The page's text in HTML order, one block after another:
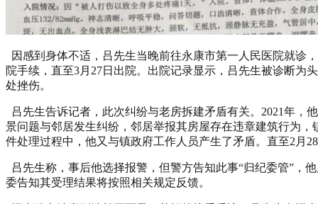
因感到身体不适，吕先生当晚前往永康市第一人民医院就诊
院手续，直至3月27日出院。出院记录显示，吕先生被诊断为
处挫伤。
吕先生告诉记者，此次纠纷与老房拆建矛盾有关。2021年，
景问题与邻居发生纠纷，邻居举报其房屋存在违章建筑行为，
件处理过程中，他又与镇政府工作人员产生了矛盾。直至2月
吕先生称，事后他选择报警，但警方告知此事“归纪委管”，
委告知其受理结果将按照相关规定反馈。